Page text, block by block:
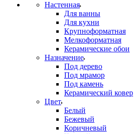
Настенная
Для ванны
Для кухни
Крупноформатная
Мелкоформатная
Керамические обои
Назначение
Под дерево
Под мрамор
Под камень
Керамический ковер
Цвет
Белый
Бежевый
Коричневый